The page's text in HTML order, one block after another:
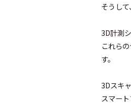
そうし
3D計測
これら
す。
3Dスキ
スマー